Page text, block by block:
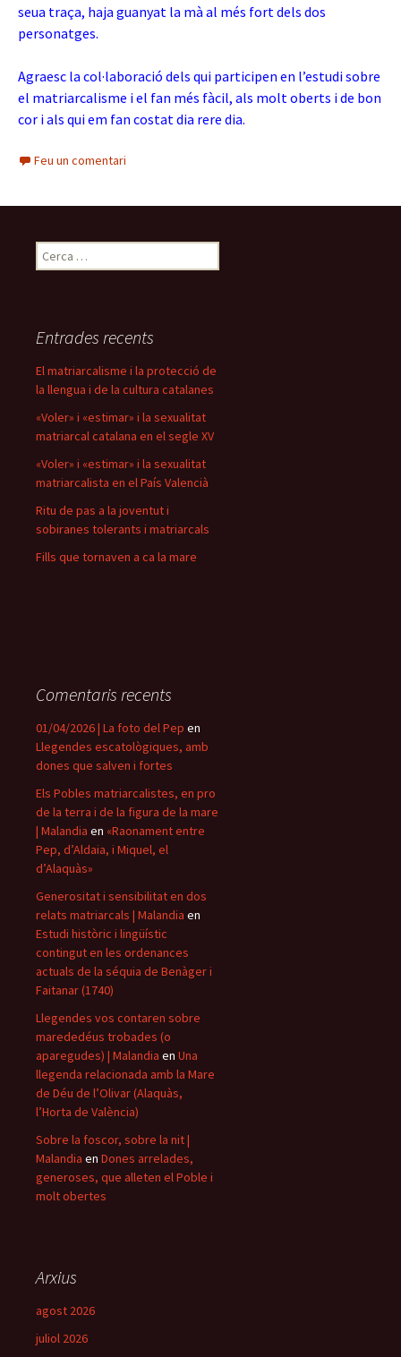
seua traça, haja guanyat la mà al més fort dels dos
personatges.
Agraesc la col·laboració dels qui participen en l’estudi sobre
el matriarcalisme i el fan més fàcil, als molt oberts i de bon
cor i als qui em fan costat dia rere dia.
Feu un comentari
Cerca:
Entrades recents
El matriarcalisme i la protecció de
la llengua i de la cultura catalanes
«Voler» i «estimar» i la sexualitat
matriarcal catalana en el segle XV
«Voler» i «estimar» i la sexualitat
matriarcalista en el País Valencià
Ritu de pas a la joventut i
sobiranes tolerants i matriarcals
Fills que tornaven a ca la mare
Comentaris recents
01/04/2026 | La foto del Pep en
Llegendes escatològiques, amb
dones que salven i fortes
Els Pobles matriarcalistes, en pro
de la terra i de la figura de la mare
| Malandia en «Raonament entre
Pep, d’Aldaia, i Miquel, el
d’Alaquàs»
Generositat i sensibilitat en dos
relats matriarcals | Malandia en
Estudi històric i lingüístic
contingut en les ordenances
actuals de la séquia de Benàger i
Faitanar (1740)
Llegendes vos contaren sobre
marededéus trobades (o
aparegudes) | Malandia en Una
llegenda relacionada amb la Mare
de Déu de l’Olivar (Alaquàs,
l’Horta de València)
Sobre la foscor, sobre la nit |
Malandia en Dones arrelades,
generoses, que alleten el Poble i
molt obertes
Arxius
agost 2026
juliol 2026